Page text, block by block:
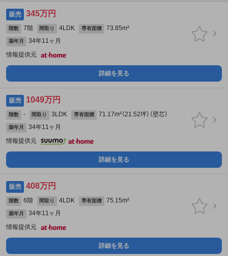
販売 345万円
階数 7階 間取り 4LDK 専有面積 73.85m²
築年月
34年11ヶ月
情報提供元
詳細を見る
販売 1049万円
階数 - 間取り 3LDK 専有面積 71.17m²（21.52坪）（壁芯）
築年月
34年11ヶ月
情報提供元
詳細を見る
販売 408万円
階数 6階 間取り 4LDK 専有面積 75.15m²
築年月
34年11ヶ月
情報提供元
詳細を見る